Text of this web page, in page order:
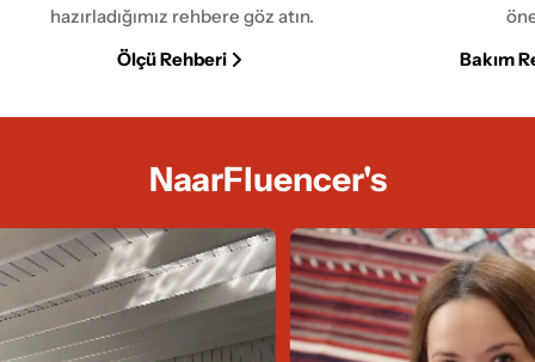
hazırladığımız rehbere göz atın.
Ölçü Rehberi
Bakım
NaarFluencer's